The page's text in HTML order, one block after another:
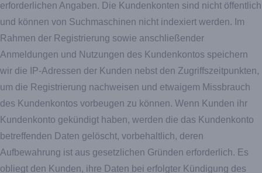
erforderlichen Angaben. Die Kundenkonten sind nicht öffentlich
und können von Suchmaschinen nicht indexiert werden. Im
Rahmen der Registrierung sowie anschließender
Anmeldungen und Nutzungen des Kundenkontos speichern
wir die IP-Adressen der Kunden nebst den Zugriffszeitpunkten,
um die Registrierung nachweisen und etwaigem Missbrauch
des Kundenkontos vorbeugen zu können. Wenn Kunden ihr
Kundenkonto gekündigt haben, werden die das Kundenkonto
betreffenden Daten gelöscht, vorbehaltlich, deren
Aufbewahrung ist aus gesetzlichen Gründen erforderlich. Es
obliegt den Kunden, ihre Daten bei erfolgter Kündigung des